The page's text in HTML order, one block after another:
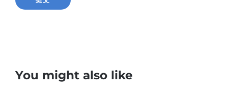
You might also like